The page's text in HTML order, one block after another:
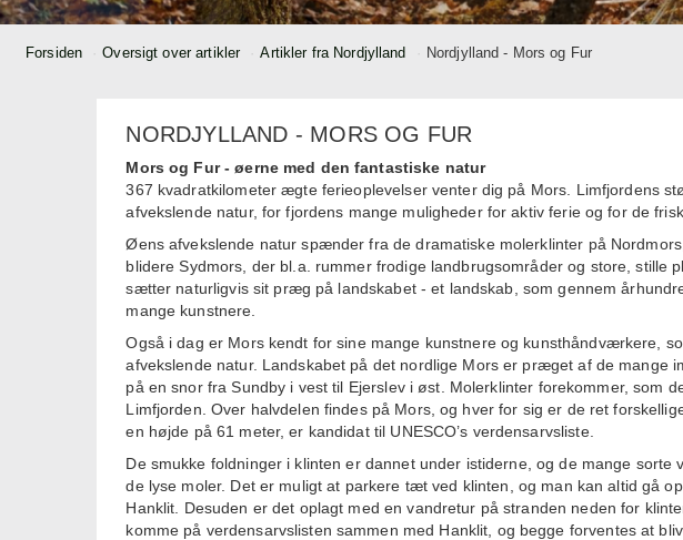
Forsiden Oversigt over artikler Artikler fra Nordjylland Nordjylland - Mors og Fur
NORDJYLLAND - MORS OG FUR
Mors og Fur - øerne med den fantastiske natur
367 kvadratkilometer ægte ferieoplevelser venter dig på Mors. Limfjordens
afvekslende natur, for fjordens mange muligheder for aktiv ferie og for de
Øens afvekslende natur spænder fra de dramatiske molerklinter på
blidere Sydmors, der bl.a. rummer frodige landbrugsområder og store, stille
sætter naturligvis sit præg på landskabet - et landskab, som gennem
mange kunstnere.
Også i dag er Mors kendt for sine mange kunstnere og kunsthåndværkere,
afvekslende natur. Landskabet på det nordlige Mors er præget af de mange
på en snor fra Sundby i vest til Ejerslev i øst. Molerklinter forekommer, som
Limfjorden. Over halvdelen findes på Mors, og hver for sig er de ret
en højde på 61 meter, er kandidat til UNESCO’s verdensarvsliste.
De smukke foldninger i klinten er dannet under istiderne, og de mange
de lyse moler. Det er muligt at parkere tæt ved klinten, og man kan altid gå
Hanklit. Desuden er det oplagt med en vandretur på stranden neden for
komme på verdensarvslisten sammen med Hanklit, og begge forventes at